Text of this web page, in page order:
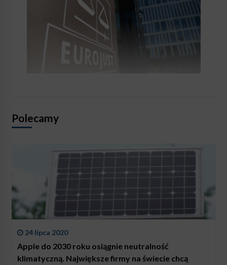
Polecamy
24 lipca 2020
Apple do 2030 roku osiągnie neutralność
klimatyczną. Największe firmy na świecie chcą